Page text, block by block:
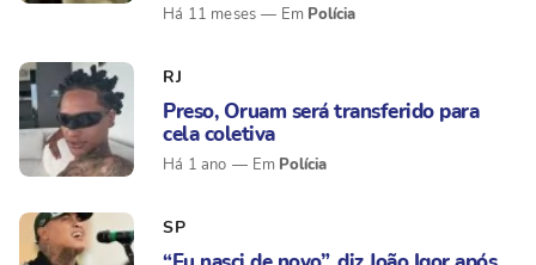
Há 11 meses Polícia
RJ
Preso, Oruam será transferido para
cela coletiva
Há 1 ano Polícia
SP